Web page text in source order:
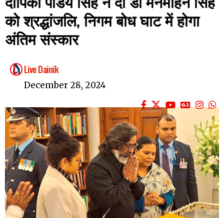
को श्रद्धांजलि, निगम बोध घाट में होगा
अंतिम संस्कार
Live Dainik
December 28, 2024